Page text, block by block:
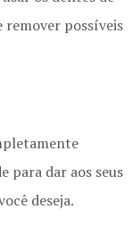
remover possíveis
para dar aos seus
deseja.